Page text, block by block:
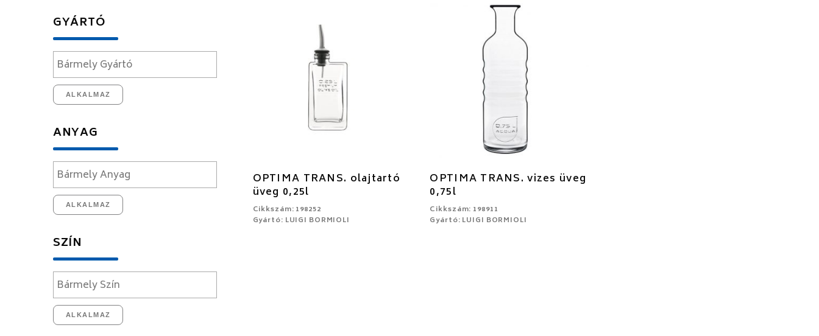
GYÁRTÓ
ALKALMAZ
ANYAG
ALKALMAZ
SZÍN
ALKALMAZ
OPTIMA TRANS. olajtartó
üveg 0,25l
Cikkszám: 198252
Gyártó: LUIGI BORMIOLI
OPTIMA TRANS. vizes üveg
0,75l
Cikkszám: 198911
Gyártó: LUIGI BORMIOLI